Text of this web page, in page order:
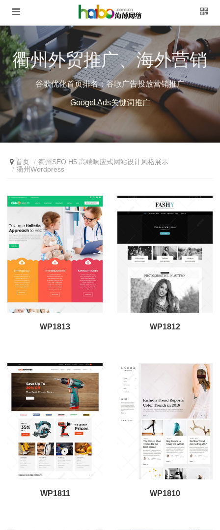
衢州外贸推广、海外营销
谷歌优化首页排名；谷歌广告投放营销推广
Googel Ads关键词推广
首页
衢州SEO H5 高端响应式网站设计风格展示
衢州Wordpress
WP1813 WP1812
WP1811 WP1810